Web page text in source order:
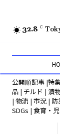
32.8 C
公開順記事 |特
品 | チルド | 漬
| 物流 | 市況 | 防
SDGs | 食育・